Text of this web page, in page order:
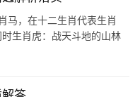
马，在十二生肖代表生肖
生肖虎：战天斗地的山林
，天生带着一股霸气，古